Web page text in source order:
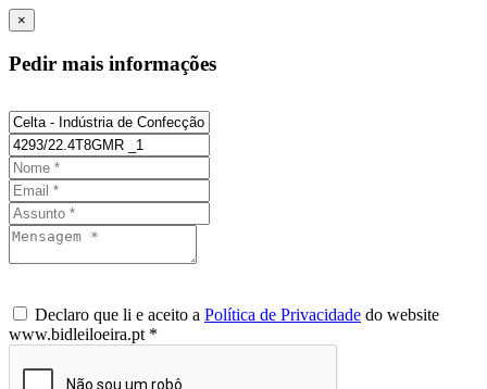
×
Pedir mais informações
Declaro que li e aceito a Política de Privacidade do website
www.bidleiloeira.pt *